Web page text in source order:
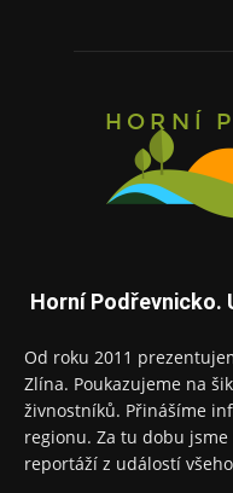
Horní Podřevnicko.
Od roku 2011
Zlína. Poukazujeme na
živnostníků. Přinášíme
regionu. Za tu dobu
reportáží z událostí